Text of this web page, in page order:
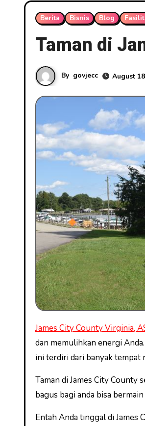
Berita Bisnis Blog
Taman di
By govjecc August
James City County Virginia,
dan memulihkan energi
ini terdiri dari banyak tempat
Taman di James City
bagus bagi anda bisa
Entah Anda tinggal di James